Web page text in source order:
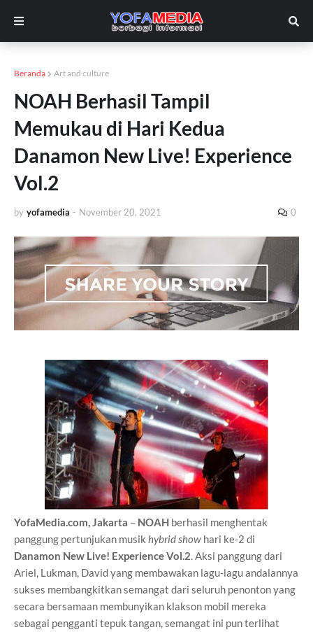
Beranda Art and culture
NOAH Berhasil Tampil
Memukau di Hari Kedua
Danamon New Live! Experience
Vol.2
by yofamedia - November 20, 2021 0
YofaMedia.com, Jakarta – NOAH berhasil menghentak
panggung pertunjukan musik hybrid show hari ke-2 di
Danamon New Live! Experience Vol.2. Aksi panggung dari
Ariel, Lukman, David yang membawakan lagu-lagu andalannya
sukses membangkitkan semangat dari seluruh penonton yang
secara bersamaan membunyikan klakson mobil mereka
sebagai pengganti tepuk tangan, semangat ini pun terlihat